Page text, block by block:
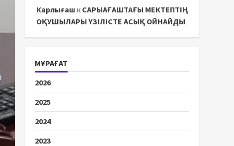
Карлығашк САРЫАҒАШТАҒЫ МЕКТЕПТІҢ
ОҚУШЫЛАРЫ ҮЗІЛІСТЕ АСЫҚ ОЙНАЙДЫ
МҰРАҒАТ
2026
2025
2024
2023